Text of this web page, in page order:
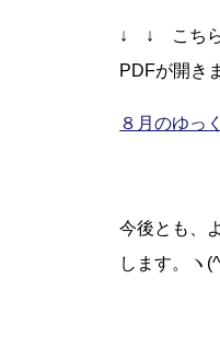
↓ ↓ こちら
PDFが開き
８月のゆっ
今後とも、
します。ヽ